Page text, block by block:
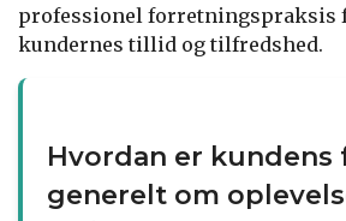
professionel forretningspraksis
kundernes tillid og tilfredshed.
Hvordan er kundens
generelt om